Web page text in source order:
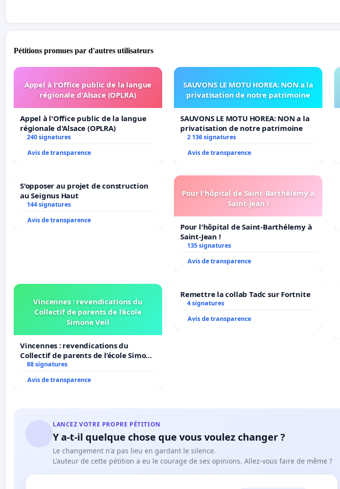
Pétitions promues par d'autres utilisateurs
Appel à l'Office public de la langue
régionale d'Alsace (OPLRA)
Appel à l'Office public de la langue
régionale d'Alsace (OPLRA)
240 signatures
Avis de transparence
SAUVONS LE MOTU HOREA: NON a la
privatisation de notre patrimoine
SAUVONS LE MOTU HOREA: NON a la
privatisation de notre patrimoine
2 136 signatures
Avis de transparence
S'opposer au projet de construction
au Seignus Haut
144 signatures
Avis de transparence
Pour l'hôpital de Saint-Barthélemy à
Saint-Jean !
Pour l'hôpital de Saint-Barthélemy à
Saint-Jean !
135 signatures
Avis de transparence
Vincennes : revendications du
Collectif de parents de l’école
Simone Veil
Vincennes : revendications du
Collectif de parents de l’école Simone
Veil
88 signatures
Avis de transparence
Remettre la collab Tadc sur Fortnite
4 signatures
Avis de transparence
LANCEZ VOTRE PROPRE PÉTITION
Y a-t-il quelque chose que vous voulez changer ?
Le changement n'a pas lieu en gardant le silence.
L'auteur de cette pétition a eu le courage de ses opinions. Allez-vous faire de même ?